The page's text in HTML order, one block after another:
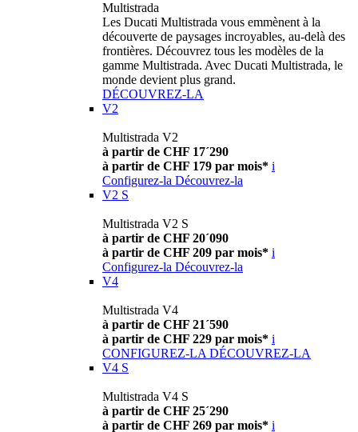
Multistrada
Les Ducati Multistrada vous emmènent à la
découverte de paysages incroyables, au-delà des
frontières. Découvrez tous les modèles de la
gamme Multistrada. Avec Ducati Multistrada, le
monde devient plus grand.
DÉCOUVREZ-LA
V2
Multistrada V2
à partir de CHF 17´290
à partir de CHF 179 par mois* i
Configurez-la Découvrez-la
V2 S
Multistrada V2 S
à partir de CHF 20´090
à partir de CHF 209 par mois* i
Configurez-la Découvrez-la
V4
Multistrada V4
à partir de CHF 21´590
à partir de CHF 229 par mois* i
CONFIGUREZ-LA DÉCOUVREZ-LA
V4 S
Multistrada V4 S
à partir de CHF 25´290
à partir de CHF 269 par mois* i